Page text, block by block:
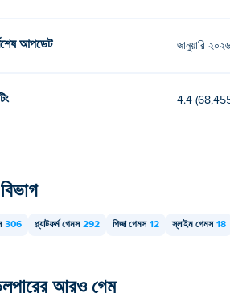
আপডেট জানুয়ারি ২০২৬
4.4
306 প্ল্যাটফর্ম গেমস 292 পিজা গেমস 12 স্লাইম গেমস 18
আরও গেম